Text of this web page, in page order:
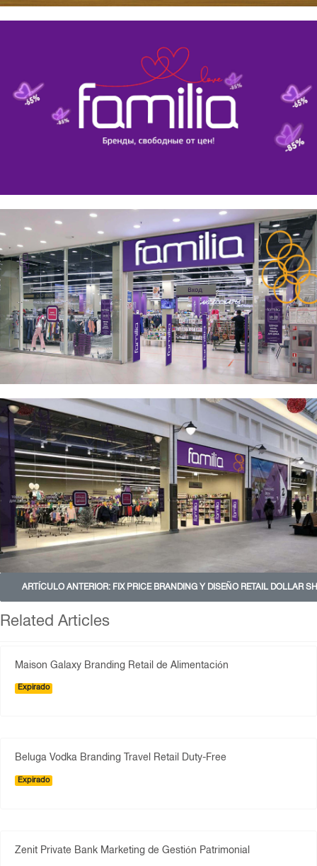
ARTÍCULO ANTERIOR: FIX PRICE BRANDING Y DISEÑO RETAIL DOLLAR
Related Articles
Maison Galaxy Branding Retail de Alimentación
Expirado
Beluga Vodka Branding Travel Retail Duty-Free
Expirado
Zenit Private Bank Marketing de Gestión Patrimonial